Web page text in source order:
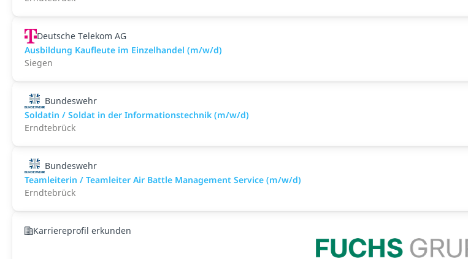
Deutsche Telekom AG
Ausbildung Kaufleute im Einzelhandel (m/w/d)
Siegen
Bundeswehr
Soldatin / Soldat in der Infor­mations­technik (m/w/d)
Erndtebrück
Bundeswehr
Teamleiterin / Teamleiter Air Battle Management Service (m/w/d)
Erndtebrück
Karriereprofil erkunden